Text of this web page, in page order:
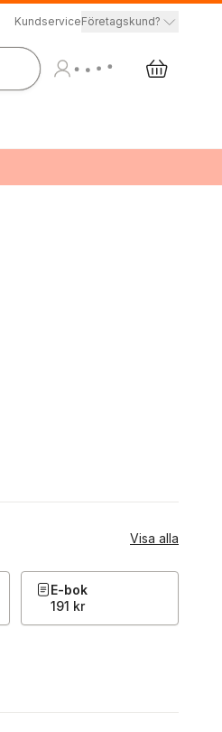
KundserviceFöretagskund?
Visa alla
E-bok
191 kr